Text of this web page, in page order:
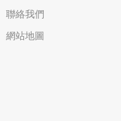
聯絡我們
網站地圖